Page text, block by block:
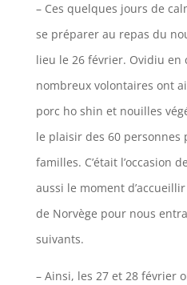
– Ces quelques jours de
se préparer au repas du
lieu le 26 février. Ovidiu en
nombreux volontaires ont
porc ho shin et nouilles
le plaisir des 60 personnes
familles. C’était l’occasion
aussi le moment
de Norvège pour nous
suivants.
– Ainsi, les 27 et 28 février